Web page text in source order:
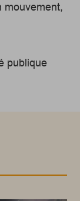
mouvement,
publique